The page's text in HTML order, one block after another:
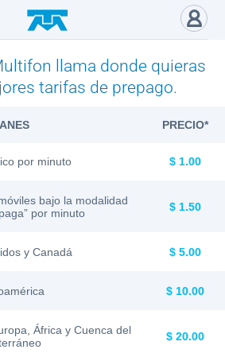
Empresa Gamers
- Hogar
llama donde quieras
tarifas de prepago.
PRECIO*
por minuto $ 1.00
bajo la modalidad
por minuto
$ 1.50
y Canadá $ 5.00
$ 10.00
África y Cuenca del
$ 20.00